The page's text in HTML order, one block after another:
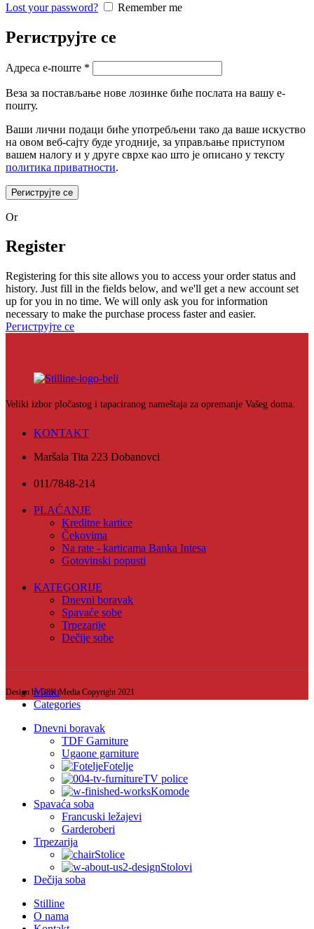
Lost your password? Remember me
Региструјте се
Адреса е-поште *
Веза за постављање нове лозинке биће послата на вашу е-
пошту.
Ваши лични подаци биће употребљени тако да ваше искуство
на овом веб-сајту буде угодније, за управљање приступом
вашем налогу и у друге сврхе као што је описано у тексту
политика приватности.
Региструјте се
Or
Register
Registering for this site allows you to access your order status and
history. Just fill in the fields below, and we'll get a new account set
up for you in no time. We will only ask you for information
necessary to make the purchase process faster and easier.
Региструјте се
Veliki izbor pločastog i tapaciranog nameštaja za opremanje Vašeg doma.
KONTAKT
Maršala Tita 223 Dobanovci
011/7848-214
PLAĆANJE
Kreditne kartice
Čekovima
Na rate - karticama Banka Intesa
Gotovinski popusti
KATEGORIJE
Dnevni boravak
Spavaće sobe
Trpezarije
Dečije sobe
Design by 38K Media Copyright 2021
Menu
Categories
Dnevni boravak
TDF Garniture
Ugaone garniture
Fotelje
TV police
Komode
Spavaća soba
Francuski ležajevi
Garderoberi
Trpezarija
Stolice
Stolovi
Dečija soba
Stilline
O nama